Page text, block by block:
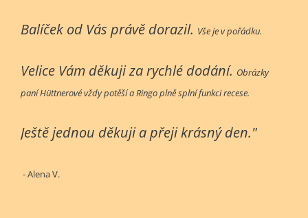
Balíček od Vás právě dorazil. Vše je v pořádku.
Velice Vám děkuji za rychlé dodání. Obrázky
paní Hüttnerové vždy potěší a Ringo plně splní funkci recese.
Ještě jednou děkuji a přeji krásný den."
- Alena V.